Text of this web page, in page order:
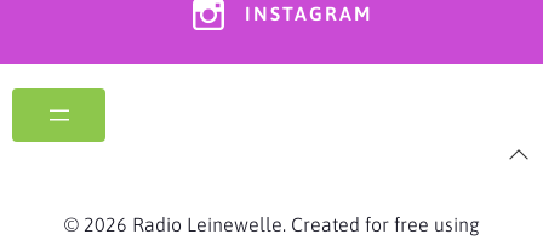
INSTAGRAM
© 2026 Radio Leinewelle. Created for free using